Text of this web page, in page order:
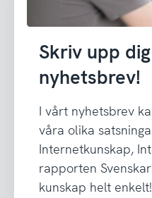
Skriv upp
nyhetsbrev!
I vårt nyhetsbrev
våra olika
Internetkunskap,
rapporten
kunskap helt enkelt!